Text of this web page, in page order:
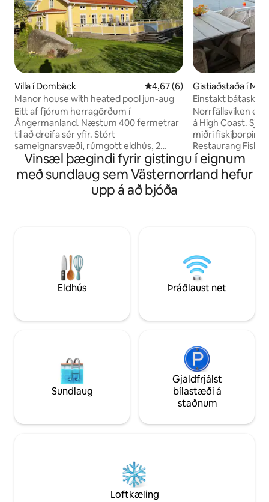
Villa í Dombäck 4,67 af 5 í meðaleinkunn, 6
4,67 (6)
Manor house with heated pool jun-aug
Eitt af fjórum herragörðum í
Ångermanland. Næstum 400 fermetrar
til að dreifa sér yfir. Stórt
sameignarsvæði, rúmgott eldhús, 2
baðherbergi og 2 salerni ásamt stórri
verönd með sundlaug og nægu plássi til
að umgangast fólk og slaka á. Stór eign,
um 8.000 fermetrar. Taktu alla
skóginum í nágrenninu. 20 mínútur í
bæinn og 15 mínútur í dýrgrip Norrlands,
Gistiaðstaða í
Einstakt bátaskýli
tilvalið fyrir pör
Norrfällsviken er
á High Coast.
miðri
Restaurang
Pizzeria,
Conference
Club, tjaldsvæði
frá bryggjunni
(vikur 26–35)
Vinsæl þægindi fyrir gistingu í eignum
með sundlaug sem Västernorrland hefur
upp á að bjóða
Eldhús Þráðlaust net
Sundlaug
Gjaldfrjálst
bílastæði á
staðnum
Loftkæling